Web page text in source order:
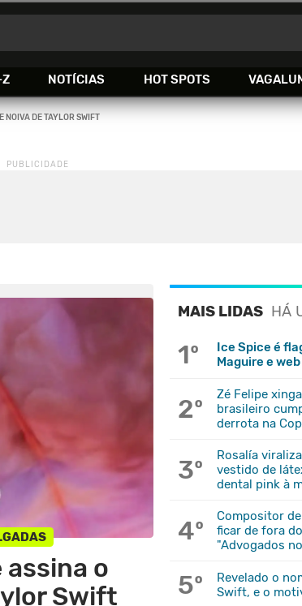
NOTÍCIAS HOT SPOTS
NOIVA DE TAYLOR SWIFT
assina o
Swift
MAIS LIDAS HÁ
1º
Ice Spice é
Maguire e
2º
Zé Felipe
brasileiro
derrota na
3º
Rosalía
vestido de
dental pink à
4º
Compositor
ficar de fora
"Advogados
5º
Revelado o
Swift, e o